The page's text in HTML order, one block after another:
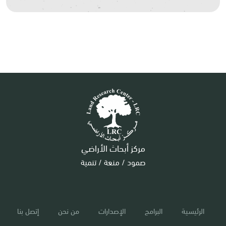
مركز أبحاث الأراضي
صمود / منعة / تنمية
الرئيسية البرامج الإصدارات من نحن إتصل بنا